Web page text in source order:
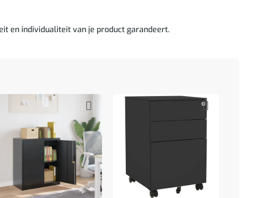
en individualiteit van je product garandeert.